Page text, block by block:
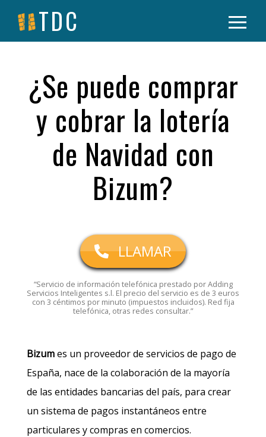
TDC
¿Se puede comprar
y cobrar la lotería
de Navidad con
Bizum?
LLAMAR
“Servicio de información telefónica prestado por Adding
Servicios Inteligentes s.l. El precio del servicio es de 3 euros
con 3 céntimos por minuto (impuestos incluidos). Red fija
telefónica, otras redes consultar.”
Bizumes un proveedor de servicios de pago de
España, nace de la colaboración de la mayoría
de las entidades bancarias del país, para crear
un sistema de pagos instantáneos entre
particulares y compras en comercios.